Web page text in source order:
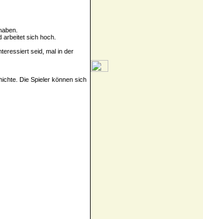
arbeitet sich hoch.
seid, mal in der
Die Spieler können sich